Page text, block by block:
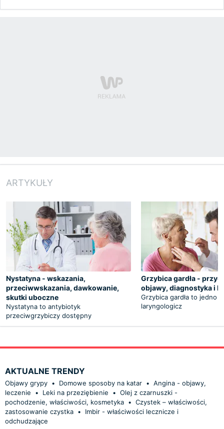
ARTYKUŁY
Nystatyna - wskazania,
przeciwwskazania, dawkowanie,
skutki uboczne
Nystatyna to antybiotyk
przeciwgrzybiczy dostępny
Grzybica gardła -
objawy, diagnostyka i
Grzybica gardła to jedno
laryngologicz
AKTUALNE TRENDY
Objawy grypy • Domowe sposoby na katar • Angina - objawy,
leczenie
• Leki na przeziębienie • Olej z czarnuszki -
pochodzenie, właściwości, kosmetyka • Czystek – właściwości,
zastosowanie czystka •
Imbir - właściwości lecznicze i
odchudzające